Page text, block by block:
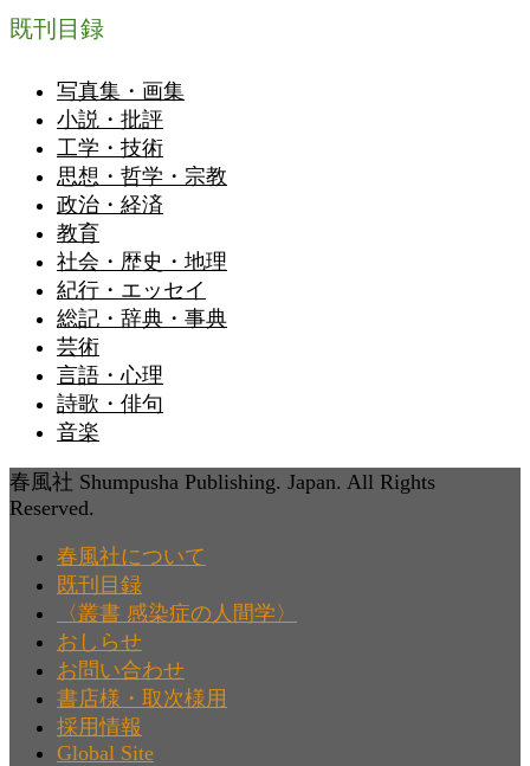
既刊目録
写真集・画集
小説・批評
工学・技術
思想・哲学・宗教
政治・経済
教育
社会・歴史・地理
紀行・エッセイ
総記・辞典・事典
芸術
言語・心理
詩歌・俳句
音楽
春風社 Shumpusha Publishing. Japan. All Rights
Reserved.
春風社について
既刊目録
〈叢書 感染症の人間学〉
おしらせ
お問い合わせ
書店様・取次様用
採用情報
Global Site